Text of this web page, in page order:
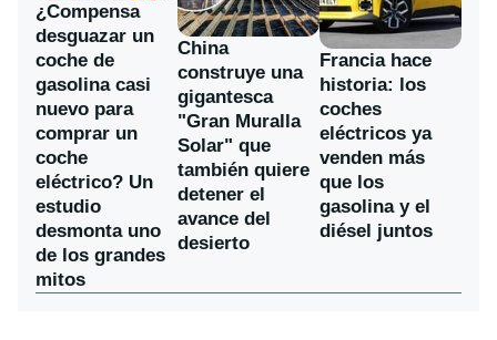
¿Compensa
desguazar un
coche de
gasolina casi
nuevo para
comprar un
coche
eléctrico? Un
estudio
desmonta uno
de los grandes
mitos
China
construye una
gigantesca
"Gran Muralla
Solar" que
también quiere
detener el
avance del
desierto
Francia hace
historia: los
coches
eléctricos ya
venden más
que los
gasolina y el
diésel juntos